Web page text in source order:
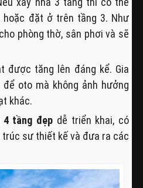
hoặc đặt ở trên tầng 3. Như
phòng thờ, sân phơi và sẽ
được tăng lên đáng kể. Gia
oto mà không ảnh hưởng
khác.
4 tầng đẹp dễ triển khai, có
trúc sư thiết kế và đưa ra các